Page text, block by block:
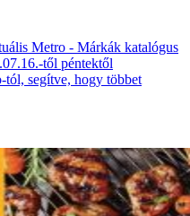
Metro - Márkák katalógus
től péntektől
segítve, hogy többet